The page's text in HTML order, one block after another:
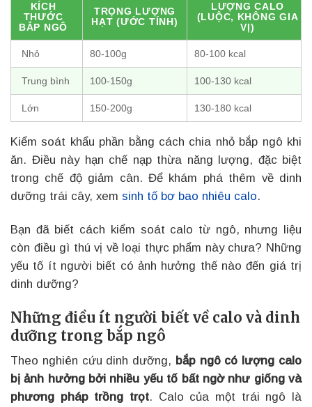
KÍCH
THƯỚC
BẮP NGÔ
TRỌNG LƯỢNG
HẠT (ƯỚC TÍNH)
LƯỢNG CALO
(LUỘC, KHÔNG GIA
VỊ)
Nhỏ 80-100g 80-100 kcal
Trung bình 100-150g 100-130 kcal
Lớn 150-200g 130-180 kcal
Kiểm soát khẩu phần bằng cách chia nhỏ bắp ngô khi
ăn. Điều này hạn chế nạp thừa năng lượng, đặc biệt
trong chế độ giảm cân. Để khám phá thêm về dinh
dưỡng trái cây, xem sinh tố bơ bao nhiêu calo.
Bạn đã biết cách kiểm soát calo từ ngô, nhưng liệu
còn điều gì thú vị về loại thực phẩm này chưa? Những
yếu tố ít người biết có ảnh hưởng thế nào đến giá trị
dinh dưỡng?
Những điều ít người biết về calo và dinh
dưỡng trong bắp ngô
Theo nghiên cứu dinh dưỡng, bắp ngô có lượng calo
bị ảnh hưởng bởi nhiều yếu tố bất ngờ như giống và
phương pháp trồng trọt. Calo của một trái ngô là